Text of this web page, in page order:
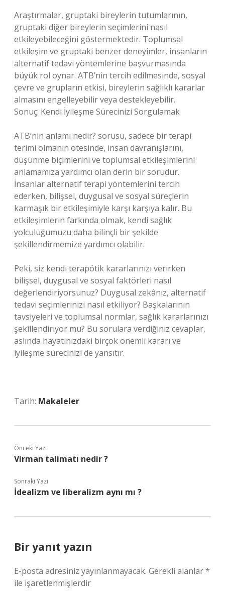
Araştırmalar, gruptaki bireylerin tutumlarının,
gruptaki diğer bireylerin seçimlerini nasıl
etkileyebileceğini göstermektedir. Toplumsal
etkileşim ve gruptaki benzer deneyimler, insanların
alternatif tedavi yöntemlerine başvurmasında
büyük rol oynar. ATB’nin tercih edilmesinde, sosyal
çevre ve grupların etkisi, bireylerin sağlıklı kararlar
almasını engelleyebilir veya destekleyebilir.
Sonuç: Kendi İyileşme Sürecinizi Sorgulamak
ATB’nin anlamı nedir? sorusu, sadece bir terapi
terimi olmanın ötesinde, insan davranışlarını,
düşünme biçimlerini ve toplumsal etkileşimlerini
anlamamıza yardımcı olan derin bir sorudur.
İnsanlar alternatif terapi yöntemlerini tercih
ederken, bilişsel, duygusal ve sosyal süreçlerin
karmaşık bir etkileşimiyle karşı karşıya kalır. Bu
etkileşimlerin farkında olmak, kendi sağlık
yolculuğumuzu daha bilinçli bir şekilde
şekillendirmemize yardımcı olabilir.
Peki, siz kendi terapötik kararlarınızı verirken
bilişsel, duygusal ve sosyal faktörleri nasıl
değerlendiriyorsunuz? Duygusal zekânız, alternatif
tedavi seçimlerinizi nasıl etkiliyor? Başkalarının
tavsiyeleri ve toplumsal normlar, sağlık kararlarınızı
şekillendiriyor mu? Bu sorulara verdiğiniz cevaplar,
aslında hayatınızdaki birçok önemli kararı ve
iyileşme sürecinizi de yansıtır.
Tarih: Makaleler
Önceki Yazı
Virman talimatı nedir ?
Sonraki Yazı
İdealizm ve liberalizm aynı mı ?
Bir yanıt yazın
E-posta adresiniz yayınlanmayacak. Gerekli alanlar*
ile işaretlenmişlerdir